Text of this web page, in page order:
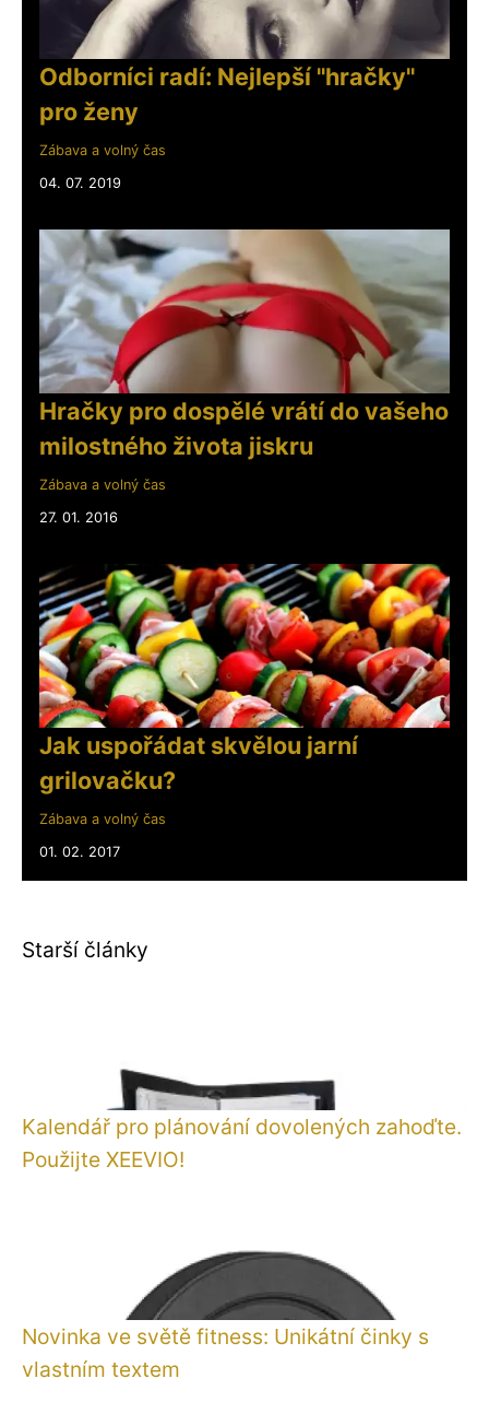
Odborníci radí: Nejlepší "hračky"
pro ženy
Zábava a volný čas
04. 07. 2019
Hračky pro dospělé vrátí do vašeho
milostného života jiskru
Zábava a volný čas
27. 01. 2016
Jak uspořádat skvělou jarní
grilovačku?
Zábava a volný čas
01. 02. 2017
Starší články
Kalendář pro plánování dovolených zahoďte.
Použijte XEEVIO!
Novinka ve světě fitness: Unikátní činky s
vlastním textem